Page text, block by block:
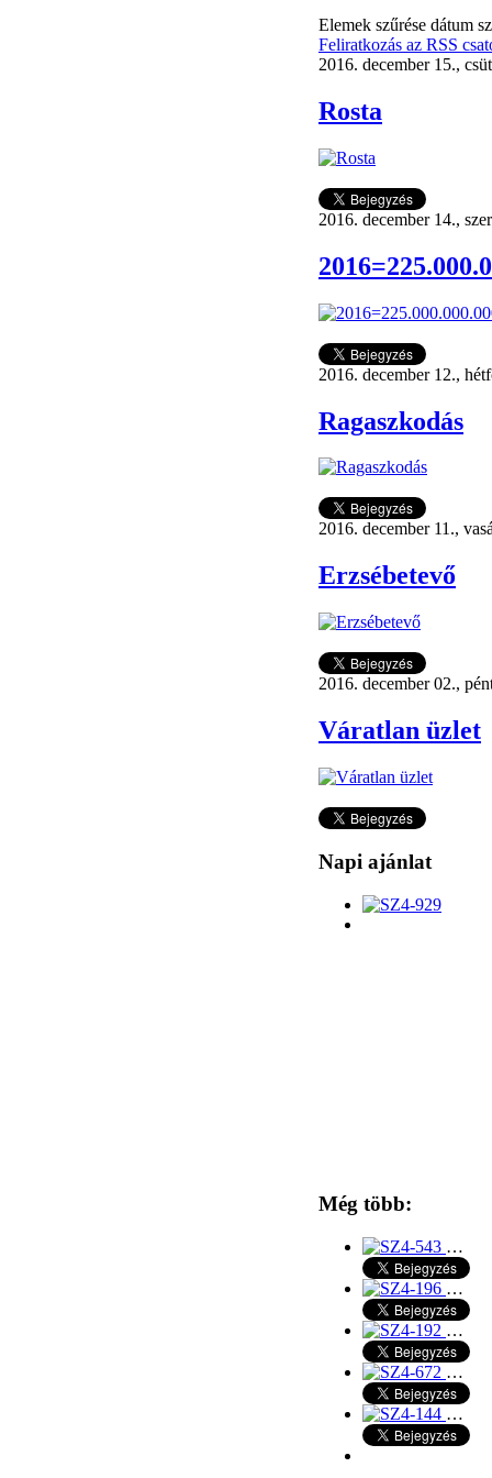
Elemek szűrése dátum
Feliratkozás az RSS
2016. december 15.,
Rosta
2016. december 14.,
2016. december 12.,
Ragaszkodás
2016. december 11.,
Erzsébetevő
2016. december 02.,
Váratlan üzlet
Napi ajánlat
Még több:
…
…
…
…
…